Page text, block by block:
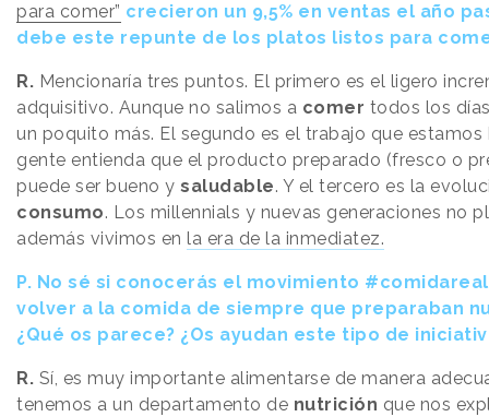
para comer” crecieron un 9,5% en ventas el año
debe este repunte de los platos listos para
R. Mencionaría tres puntos. El primero es el ligero
adquisitivo. Aunque no salimos a comer todos los
un poquito más. El segundo es el trabajo que
gente entienda que el producto preparado (fresco o
puede ser bueno y saludable. Y el tercero es la
consumo. Los millennials y nuevas generaciones no
además vivimos en la era de la inmediatez.
P. No sé si conocerás el movimiento
volver a la comida de siempre que preparaban
¿Qué os parece? ¿Os ayudan este tipo de
R. Sí, es muy importante alimentarse de manera
tenemos a un departamento de nutrición que nos